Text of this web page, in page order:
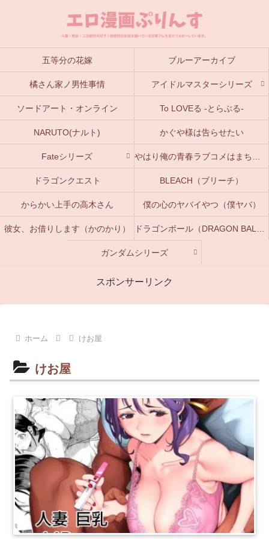
五等分の花嫁 ブルーアーカイブ
橘さん家ノ男性事情 アイドルマスターシリーズ
ソードアート・オンライン To LOVEる -とらぶる-
NARUTO(ナルト) かぐや様は告らせたい
Fateシリーズ
ドラゴンクエスト BLEACH（ブリーチ）
からかい上手の高木さん 僕の心のヤバイやつ（僕ヤバ）
彼女、お借りします（かのかり）
ガンダムシリーズ
スポンサーリンク
ホーム けお屋
けお屋